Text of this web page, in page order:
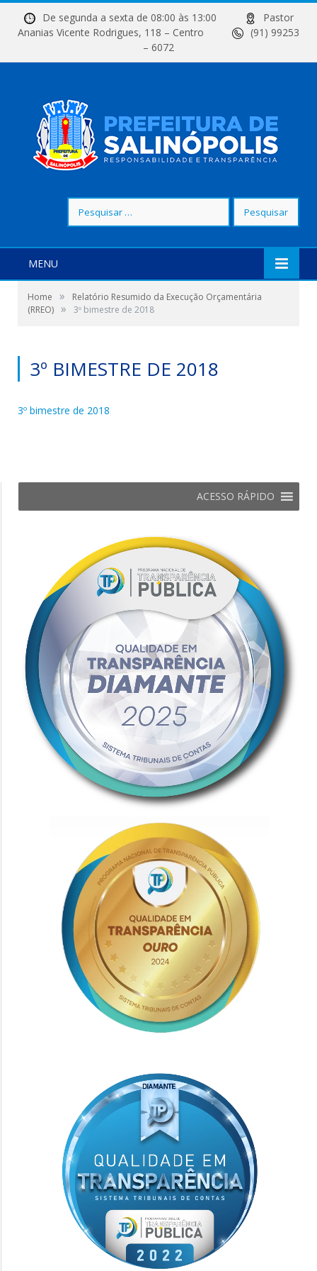
De segunda a sexta de 08:00 às 13:00
Pastor
Ananias Vicente Rodrigues, 118 – Centro
(91) 99253
– 6072
por:
MENU
Home »
Relatório Resumido da Execução Orçamentária
(RREO) » 3º bimestre de 2018
3º BIMESTRE DE 2018
3º bimestre de 2018
ACESSO RÁPIDO